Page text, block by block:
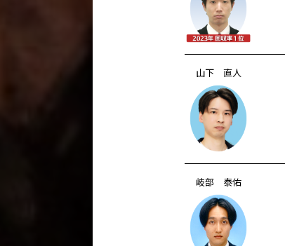
山下 直人
岐部 泰佑